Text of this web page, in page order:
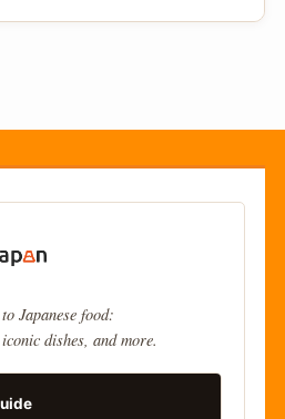
Japanese food:
dishes, and more.